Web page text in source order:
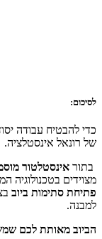
עבודה יסודית,
אינסטלציה.
מוסמךבעל
בטכנולוגיה המתקדמת
ביובבצורה
לכם שמשהו לא